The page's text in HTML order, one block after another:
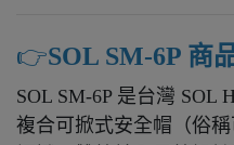
👉️SOL SM-6P 商
SOL SM-6P 是台灣 SOL
複合可掀式安全帽（俗